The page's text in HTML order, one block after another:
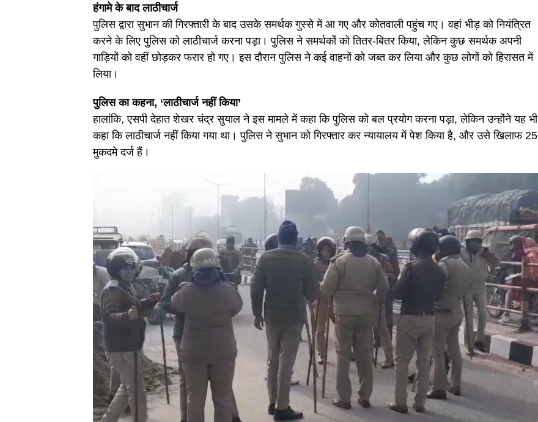
हंगामे के बाद लाठीचार्ज
पुलिस द्वारा सुभान की गिरफ्तारी के बाद उसके समर्थक गुस्से में आ गए और कोतवाली पहुंच गए। वहां भीड़ को नियंत्रित
करने के लिए पुलिस को लाठीचार्ज करना पड़ा। पुलिस ने समर्थकों को तितर-बितर किया, लेकिन कुछ समर्थक अपनी
गाड़ियों को वहीं छोड़कर फरार हो गए। इस दौरान पुलिस ने कई वाहनों को जब्त कर लिया और कुछ लोगों को हिरासत में
लिया।
पुलिस का कहना, ‘लाठीचार्ज नहीं किया’
हालांकि, एसपी देहात शेखर चंद्र सुयाल ने इस मामले में कहा कि पुलिस को बल प्रयोग करना पड़ा, लेकिन उन्होंने यह भी
कहा कि लाठीचार्ज नहीं किया गया था। पुलिस ने सुभान को गिरफ्तार कर न्यायालय में पेश किया है, और उसे खिलाफ 25
मुकदमे दर्ज हैं।